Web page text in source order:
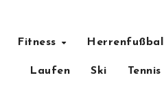
Fitness
Laufen Ski Tennis